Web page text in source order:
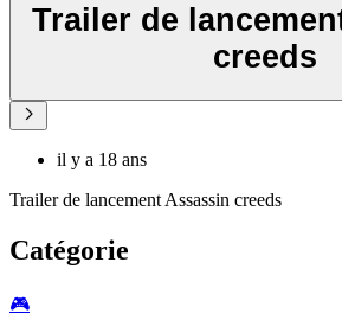
Trailer de
creeds
il y a 18 ans
Trailer de lancement Assassin creeds
Catégorie
🎮️